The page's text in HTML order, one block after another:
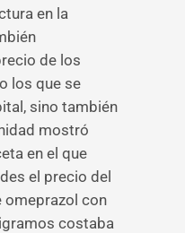
en la
de los
los que se
sino también
mostró
en el que
el precio del
omeprazol con
costaba